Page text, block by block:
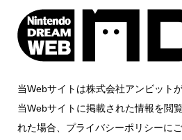
当Webサイトは株式会社アンビット
当Webサイトに掲載された情報を閲
れた場合、プライバシーポリシーに